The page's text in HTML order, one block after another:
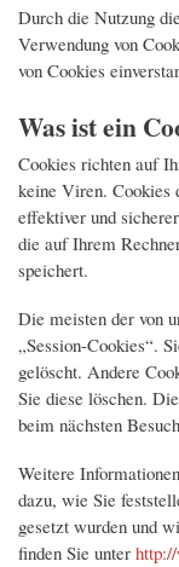
Söchtenau
Schalchen
Gilching
Ziele
Koordination
Thementafel
Presse
Durch die Nutzung
Verwendung von
von Cookies
Was ist ein
Cookies richten auf
keine Viren. Cookies
effektiver und
die auf Ihrem
speichert.
Die meisten der von
„Session-Cookies“.
gelöscht. Andere
Sie diese löschen.
beim nächsten
Weitere
dazu, wie Sie
gesetzt wurden und
finden Sie unter